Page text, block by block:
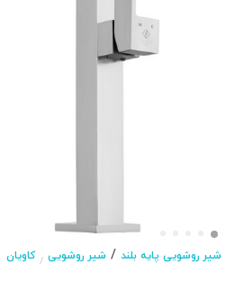
شیر روشویی پایه بلند / شیر روشویی / کاویان